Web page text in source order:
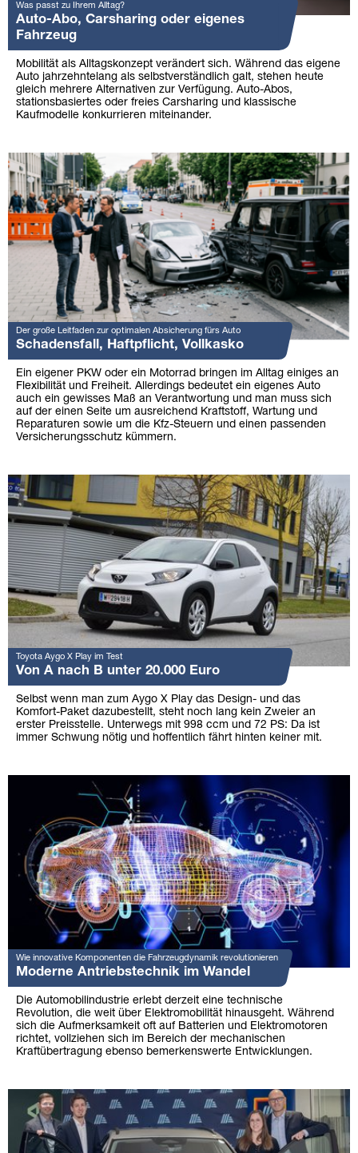
Was passt zu Ihrem Alltag?
Auto-Abo, Carsharing oder eigenes
Fahrzeug
Mobilität als Alltagskonzept verändert sich. Während das eigene
Auto jahrzehntelang als selbstverständlich galt, stehen heute
gleich mehrere Alternativen zur Verfügung. Auto-Abos,
stationsbasiertes oder freies Carsharing und klassische
Kaufmodelle konkurrieren miteinander.
Der große Leitfaden zur optimalen Absicherung fürs Auto
Schadensfall, Haftpflicht, Vollkasko
Ein eigener PKW oder ein Motorrad bringen im Alltag einiges an
Flexibilität und Freiheit. Allerdings bedeutet ein eigenes Auto
auch ein gewisses Maß an Verantwortung und man muss sich
auf der einen Seite um ausreichend Kraftstoff, Wartung und
Reparaturen sowie um die Kfz-Steuern und einen passenden
Versicherungsschutz kümmern.
Toyota Aygo X Play im Test
Von A nach B unter 20.000 Euro
Selbst wenn man zum Aygo X Play das Design- und das
Komfort-Paket dazubestellt, steht noch lang kein Zweier an
erster Preisstelle. Unterwegs mit 998 ccm und 72 PS: Da ist
immer Schwung nötig und hoffentlich fährt hinten keiner mit.
Wie innovative Komponenten die Fahrzeugdynamik revolutionieren
Moderne Antriebstechnik im Wandel
Die Automobilindustrie erlebt derzeit eine technische
Revolution, die weit über Elektromobilität hinausgeht. Während
sich die Aufmerksamkeit oft auf Batterien und Elektromotoren
richtet, vollziehen sich im Bereich der mechanischen
Kraftübertragung ebenso bemerkenswerte Entwicklungen.